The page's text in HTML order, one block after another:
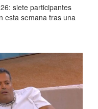
siete participantes
esta semana tras una